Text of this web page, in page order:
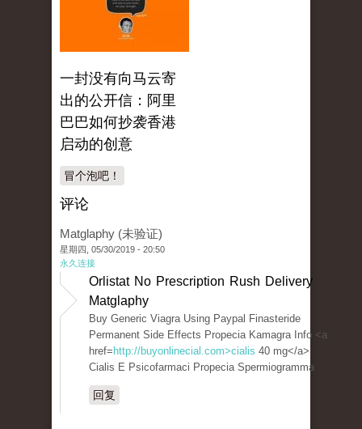
一封没有向马云寄
出的公开信：阿里
巴巴如何抄袭香港
启动的创意
冒个泡吧！
评论
Matglaphy (未验证)
星期四, 05/30/2019 - 20:50
永久连接
Orlistat No Prescription Rush Delivery
Matglaphy
Buy Generic Viagra Using Paypal Finasteride
Permanent Side Effects Propecia Kamagra Info <a
href= http://buyonlinecial.com>cialis 40 mg</a>
Cialis E Psicofarmaci Propecia Spermiogramma
回复